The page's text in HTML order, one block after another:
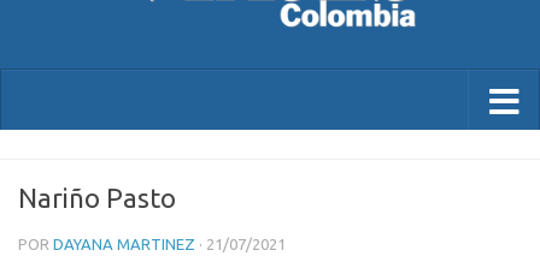
Nariño Pasto
POR DAYANA MARTINEZ · 21/07/2021